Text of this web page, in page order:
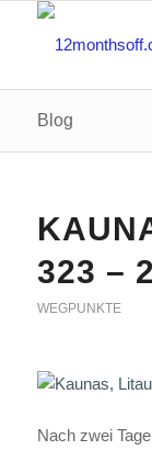
Blog
323 –
WEGPUNKTE
Nach zwei